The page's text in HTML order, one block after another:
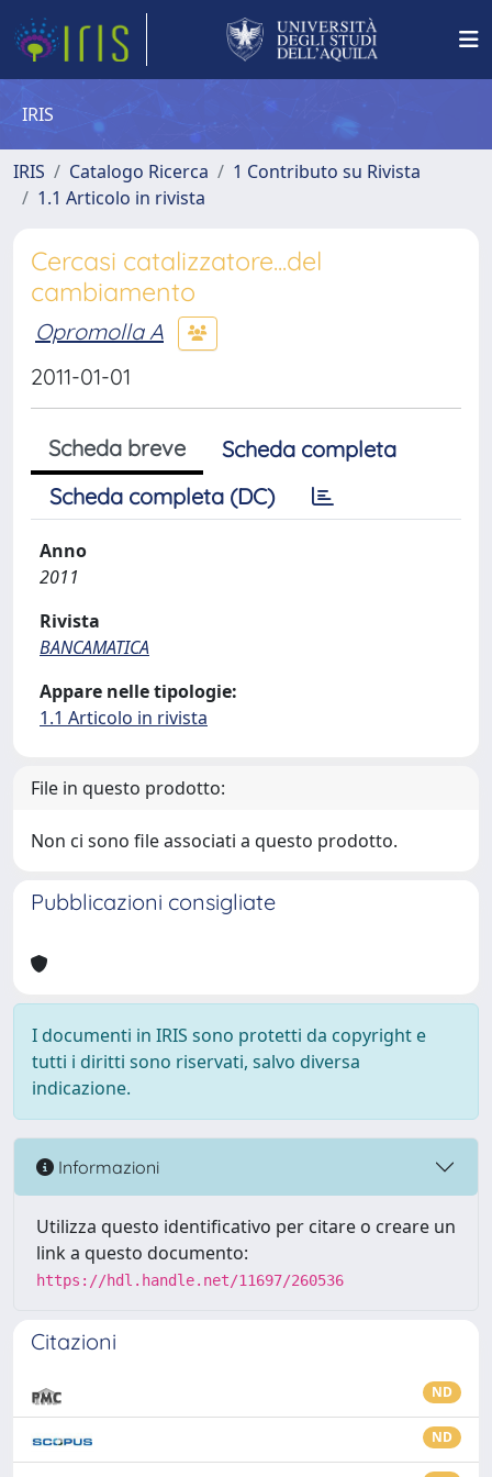
IRIS
IRIS Catalogo Ricerca
1 Contributo su Rivista
1.1 Articolo in rivista
Cercasi catalizzatore...del
cambiamento
Opromolla A
2011-01-01
Scheda breve
Scheda completa
Scheda completa (DC)
Anno
2011
Rivista
BANCAMATICA
Appare nelle tipologie:
1.1 Articolo in rivista
File in questo prodotto:
Non ci sono file associati a questo prodotto.
Pubblicazioni consigliate
I documenti in IRIS sono protetti da copyright e
tutti i diritti sono riservati, salvo diversa
indicazione.
Informazioni
Utilizza questo identificativo per citare o creare un
link a questo documento:
https://hdl.handle.net/11697/260536
Citazioni
ND
ND